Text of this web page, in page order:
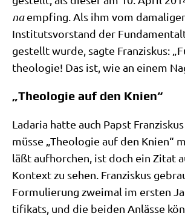
naemp­fing. Als ihm vom
Insti­tuts­vor­stand der
ge­stellt wur­de, sag­te Fran­zis­kus:
theo­lo­gie! Das ist, wie an einem
„Theologie auf den Knien“
Lada­ria hat­te auch Papst
müs­se „Theo­lo­gie auf den Knien“
läßt auf­hor­chen, ist doch ein Zitat
Kon­text zu sehen. Fran­zis­kus
For­mu­lie­rung zwei­mal im ersten
ti­fi­kats, und die bei­den Anläs­se